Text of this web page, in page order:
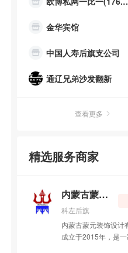
金华宾馆
中国人寿后旗支公司
通辽兄弟沙发翻新
铭车汇
圣行办公服务
包师傅马头琴店
各种电焊小活
宏岩牧康商贸有限公司
家兴不动产
查看更多
精选服务商家
内蒙古蒙元装饰设计有限公司
科左后旗
内蒙古蒙元装饰设计
成立于2015年，是